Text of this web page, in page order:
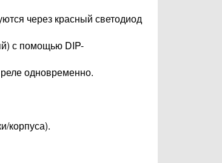
через красный светодиод
с помощью DIP-
одновременно.
корпуса).